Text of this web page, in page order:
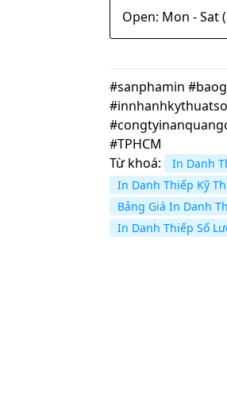
Open: Mon - Sat
#sanphamin
#TPHCM
Từ khoá:
In Danh
In Danh Thiếp Kỹ
Bảng Giá In Danh
In Danh Thiếp Số